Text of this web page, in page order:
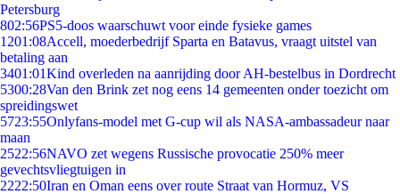
Petersburg
802:56PS5-doos waarschuwt voor einde fysieke games
1201:08Accell, moederbedrijf Sparta en Batavus, vraagt uitstel van
betaling aan
3401:01Kind overleden na aanrijding door AH-bestelbus in Dordrecht
5300:28Van den Brink zet nog eens 14 gemeenten onder toezicht om
spreidingswet
5723:55Onlyfans-model met G-cup wil als NASA-ambassadeur naar
maan
2522:56NAVO zet wegens Russische provocatie 250% meer
gevechtsvliegtuigen in
2222:50Iran en Oman eens over route Straat van Hormuz, VS